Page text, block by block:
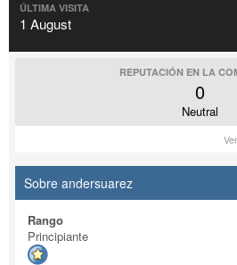
ÚLTIMA VISITA
1 August
REPUTACIÓN EN LA
0
Neutral
Sobre andersuarez
Rango
Principiante